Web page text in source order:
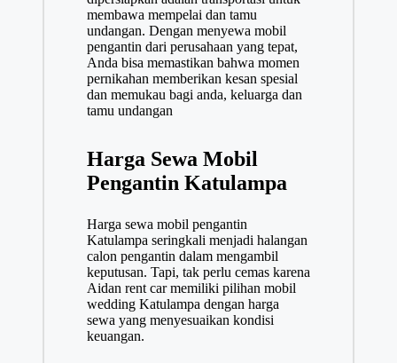
membawa mempelai dan tamu
undangan. Dengan menyewa mobil
pengantin dari perusahaan yang tepat,
Anda bisa memastikan bahwa momen
pernikahan memberikan kesan spesial
dan memukau bagi anda, keluarga dan
tamu undangan
Harga Sewa Mobil
Pengantin Katulampa
Harga sewa mobil pengantin
Katulampa seringkali menjadi halangan
calon pengantin dalam mengambil
keputusan. Tapi, tak perlu cemas karena
Aidan rent car memiliki pilihan mobil
wedding Katulampa dengan harga
sewa yang menyesuaikan kondisi
keuangan.